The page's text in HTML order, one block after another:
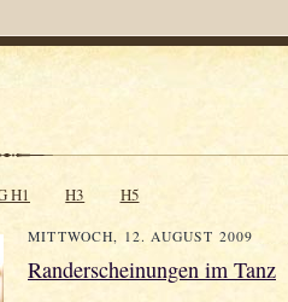
H1 H3 H5
MITTWOCH, 12. AUGUST 2009
Randerscheinungen im Tanz